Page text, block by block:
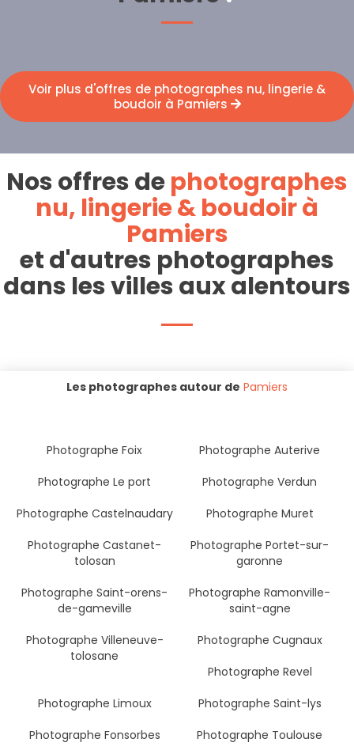
Voir plus d'offres de photographes nu, lingerie &
boudoir à Pamiers
Nos offres dephotographes
nu, lingerie & boudoir à
Pamiers
et d'autres photographes
dans les villes aux alentours
Les photographes autour de Pamiers
Photographe Foix
Photographe Auterive
Photographe Le port
Photographe Verdun
Photographe Castelnaudary
Photographe Muret
Photographe Castanet-
tolosan
Photographe Portet-sur-
garonne
Photographe Saint-orens-
de-gameville
Photographe Ramonville-
saint-agne
Photographe Villeneuve-
tolosane
Photographe Cugnaux
Photographe Revel
Photographe Limoux
Photographe Saint-lys
Photographe Fonsorbes
Photographe Toulouse